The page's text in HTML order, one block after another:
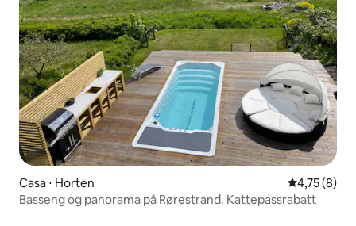
Casa ⋅ Horten 4,75 de
4,75 (8)
Basseng og panorama på Rørestrand. Kattepassrabatt